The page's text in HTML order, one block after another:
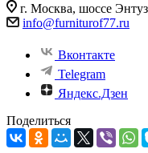
г. Москва, шоссе
info@furniturof77.ru
Вконтакте
Telegram
Яндекс.Дзен
Поделиться